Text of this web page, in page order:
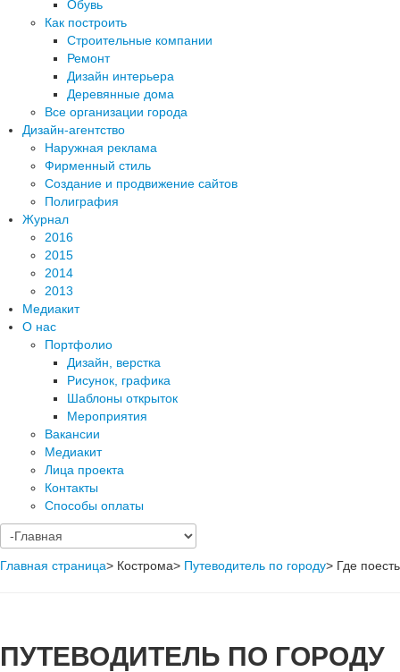
Обувь
Как построить
Строительные компании
Ремонт
Дизайн интерьера
Деревянные дома
Все организации города
Дизайн-агентство
Наружная реклама
Фирменный стиль
Создание и продвижение сайтов
Полиграфия
Журнал
2016
2015
2014
2013
Медиакит
О нас
Портфолио
Дизайн, верстка
Рисунок, графика
Шаблоны открыток
Мероприятия
Вакансии
Медиакит
Лица проекта
Контакты
Способы оплаты
Главная страница> Кострома> Путеводитель по городу> Где поесть
ПУТЕВОДИТЕЛЬ ПО ГОРОДУ